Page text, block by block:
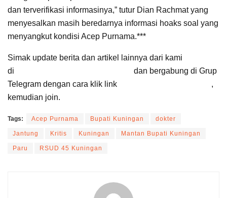
dan terverifikasi informasinya,” tutur Dian Rachmat yang
menyesalkan masih beredarnya informasi hoaks soal yang
menyangkut kondisi Acep Purnama.***
Simak update berita dan artikel lainnya dari kami
di
dan bergabung di Grup
Telegram dengan cara klik link
,
kemudian join.
Tags: Acep Purnama Bupati Kuningan dokter
Jantung Kritis Kuningan Mantan Bupati Kuningan
Paru RSUD 45 Kuningan